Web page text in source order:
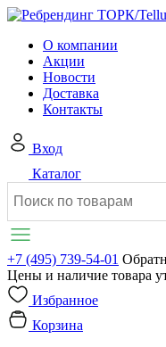
О компании
Акции
Новости
Доставка
Контакты
Вход
Каталог
+7 (495) 739-54-01
Цены и наличие товара
Избранное
Корзина